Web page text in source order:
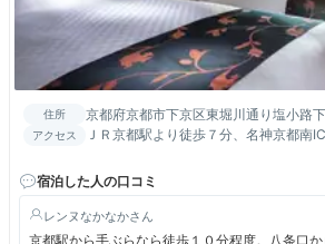
住所 京都府京都市下京区東堀川通り塩小路
アクセス
ＪＲ京都駅より徒歩７分、名神京都南
宿泊した人の口コミ
レンヌなかなか
京都駅から手ぶらなら徒歩１０分程度。八条口